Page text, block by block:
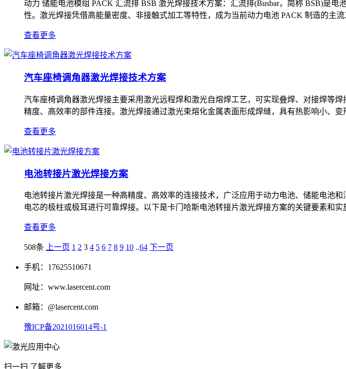
动力 储能电池模组 PACK 汇流排 BSB 激光焊接技术方案：汇流排(Busbar，简称 BSB)是
性。激光焊接凭借高能量密度、非接触式加工等特性，成为当前动力电池 PACK 制造的主
查看更多
汽车座椅调角器激光焊接技术方案
汽车座椅调角器激光焊接主要采用激光远程焊和激光自熔焊工艺，可实现叠焊、对接焊等
精度、高效率的部件连接。激光焊接通过激光束熔化金属表面形成焊缝，具有热影响小、
查看更多
电池转接片激光焊接方案
电池转接片激光焊接是一种高精度、高效率的连接技术，广泛应用于动力电池、储能电池
电芯的极柱或极耳进行可靠焊接。以下是卡门哈斯电池转接片激光焊接方案的关键要素和实
查看更多
508条 上一页 1 2 3 4 5 6 7 8 9 10 ..64 下一页
手机：17625510671
网址：www.lasercent.com
邮箱：@lasercent.com
豫ICP备2021016014号-1
扫一扫 了解更多